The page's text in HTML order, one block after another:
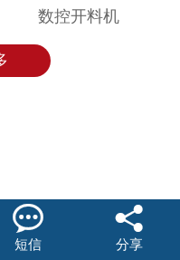
数控开料机

短信

分享